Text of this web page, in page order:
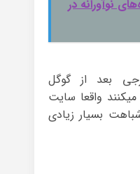
نوآورانه در
بعد از گوگل
واقعا سایت
بسیار زیادی